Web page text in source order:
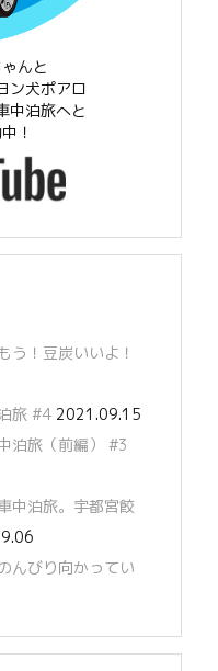
んと
ン犬ポアロ
中泊旅へと
！
う！豆炭いいよ！
旅 #4 2021.09.15
泊旅（前編） #3
中泊旅。宇都宮餃
んびり向かってい